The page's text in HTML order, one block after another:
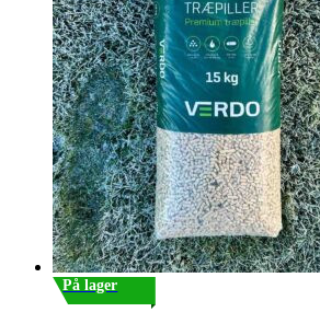
På lager